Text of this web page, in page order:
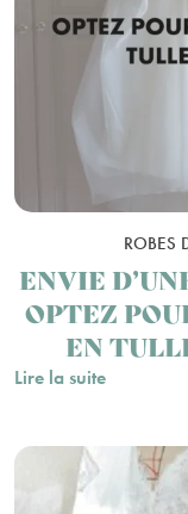
ENVIE
OPTEZ
EN
Lire la suite